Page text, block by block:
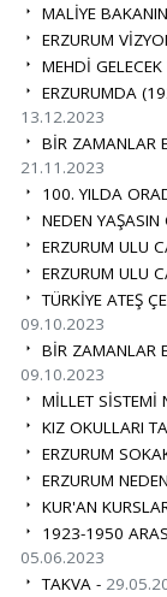
MALİYE
ERZURUM
MEHDİ
ERZURUMDA
13.12.2023
BİR ZAMANLAR
21.11.2023
100. YILDA
NEDEN YAŞASIN
ERZURUM ULU
ERZURUM ULU
TÜRKİYE ATEŞ
09.10.2023
BİR ZAMANLAR
09.10.2023
MİLLET SİSTEMİ
KIZ OKULLARI
ERZURUM
ERZURUM
KUR'AN
1923-1950
05.06.2023
TAKVA -